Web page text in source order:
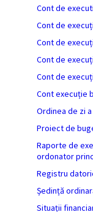
Cont de
Cont de
Cont de
Cont de
Cont de
Cont execuție
Ordinea de zi
Proiect de
Raporte de
ordonator
Registru
Ședință
Situații